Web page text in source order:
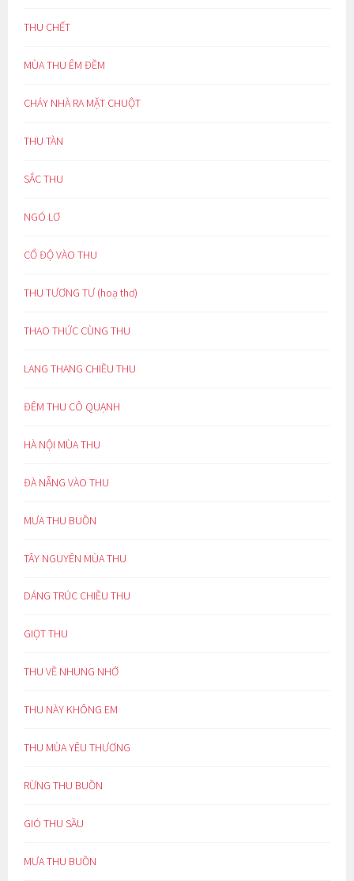
THU CHẾT
MÙA THU ÊM ĐỀM
CHÁY NHÀ RA MẶT CHUỘT
THU TÀN
SẮC THU
NGÓ LƠ
CỔ ĐỘ VÀO THU
THU TƯƠNG TƯ (hoạ thơ)
THAO THỨC CÙNG THU
LANG THANG CHIỀU THU
ĐÊM THU CÔ QUẠNH
HÀ NỘI MÙA THU
ĐÀ NẴNG VÀO THU
MƯA THU BUỒN
TÂY NGUYÊN MÙA THU
DÁNG TRÚC CHIỀU THU
GIỌT THU
THU VỀ NHUNG NHỚ
THU NÀY KHÔNG EM
THU MÙA YÊU THƯƠNG
RỪNG THU BUỒN
GIÓ THU SẦU
MƯA THU BUỒN